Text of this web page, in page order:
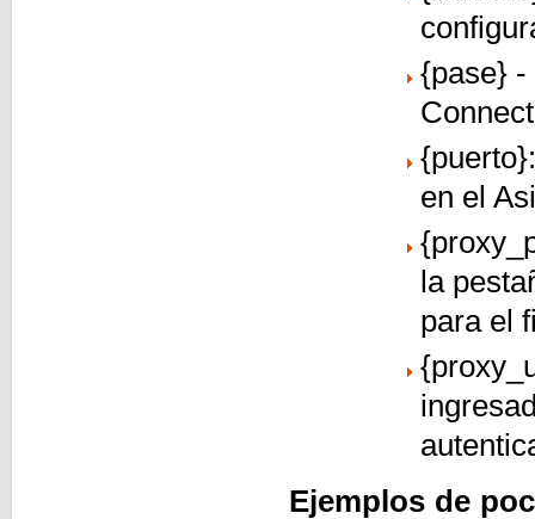
{pase} -
en el
la
para el
Ejemplos de